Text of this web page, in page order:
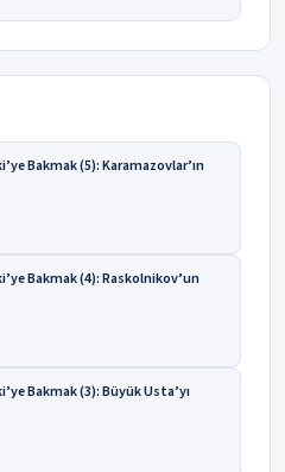
Bakmak (5): Karamazovlar’ın
Bakmak (4): Raskolnikov’un
Bakmak (3): Büyük Usta’yı